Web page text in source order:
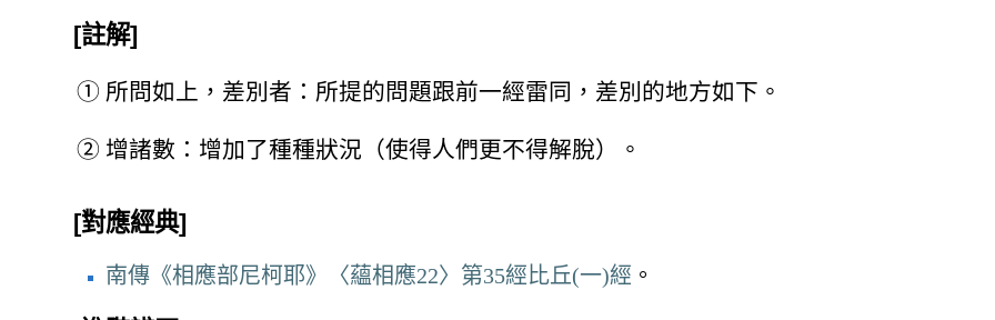
[註解]
① 所問如上，差別者：所提的問題跟前一經雷同，差別的地方如下。
② 增諸數：增加了種種狀況（使得人們更不得解脫）。
[對應經典]
南傳《相應部尼柯耶》〈蘊相應22〉第35經比丘(一)經 。